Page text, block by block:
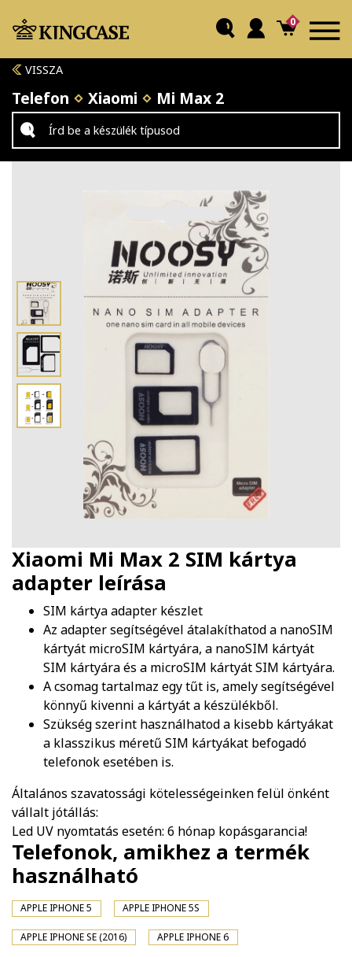
0
VISSZA
Telefon Xiaomi Mi Max 2
Xiaomi Mi Max 2 SIM kártya
adapter leírása
SIM kártya adapter készlet
Az adapter segítségével átalakíthatod a nanoSIM
kártyát microSIM kártyára, a nanoSIM kártyát
SIM kártyára és a microSIM kártyát SIM kártyára.
A csomag tartalmaz egy tűt is, amely segítségével
könnyű kivenni a kártyát a készülékből.
Szükség szerint használhatod a kisebb kártyákat
a klasszikus méretű SIM kártyákat befogadó
telefonok esetében is.
Általános szavatossági kötelességeinken felül önként
vállalt jótállás:
Led UV nyomtatás esetén: 6 hónap kopásgarancia!
Telefonok, amikhez a termék
használható
APPLE IPHONE 5 APPLE IPHONE 5S
APPLE IPHONE SE (2016) APPLE IPHONE 6